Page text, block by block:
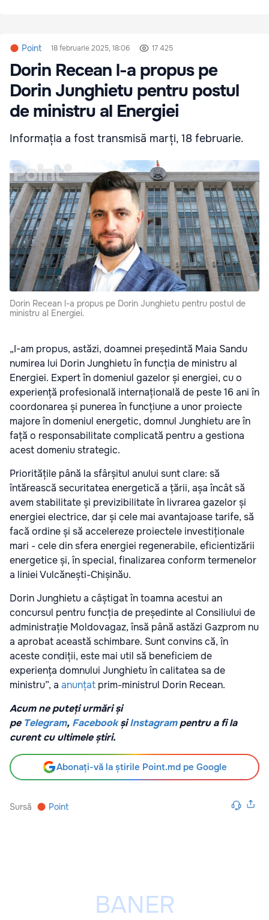
Point 18 februarie 2025, 18:06 17 425
Dorin Recean l-a propus pe
Dorin Junghietu pentru postul
de ministru al Energiei
Informația a fost transmisă marți, 18 februarie.
Dorin Recean l-a propus pe Dorin Junghietu pentru postul de
ministru al Energiei.
„I-am propus, astăzi, doamnei președintă Maia Sandu
numirea lui Dorin Junghietu în funcția de ministru al
Energiei. Expert în domeniul gazelor și energiei, cu o
experiență profesională internațională de peste 16 ani în
coordonarea și punerea în funcțiune a unor proiecte
majore în domeniul energetic, domnul Junghietu are în
față o responsabilitate complicată pentru a gestiona
acest domeniu strategic.
Prioritățile până la sfârșitul anului sunt clare: să
întărească securitatea energetică a țării, așa încât să
avem stabilitate și previzibilitate în livrarea gazelor și
energiei electrice, dar și cele mai avantajoase tarife, să
facă ordine și să accelereze proiectele investiționale
mari - cele din sfera energiei regenerabile, eficientizării
energetice și, în special, finalizarea conform termenelor
a liniei Vulcănești-Chișinău.
Dorin Junghietu a câștigat în toamna acestui an
concursul pentru funcția de președinte al Consiliului de
administrație Moldovagaz, însă până astăzi Gazprom nu
a aprobat această schimbare. Sunt convins că, în
aceste condiții, este mai util să beneficiem de
experiența domnului Junghietu în calitatea sa de
ministru”, a anunțat prim-ministrul Dorin Recean.
Acum ne puteți urmări și
pe Telegram, Facebook șiInstagrampentru a fi la
curent cu ultimele știri.
Abonați-vă la știrile Point.md pe Google
Sursă Point